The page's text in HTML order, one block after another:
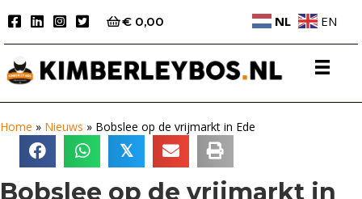
€ 0,00 NL EN
Home » Nieuws » Bobslee op de vrijmarkt in Ede
𝕏
Bobslee op de vrijmarkt in